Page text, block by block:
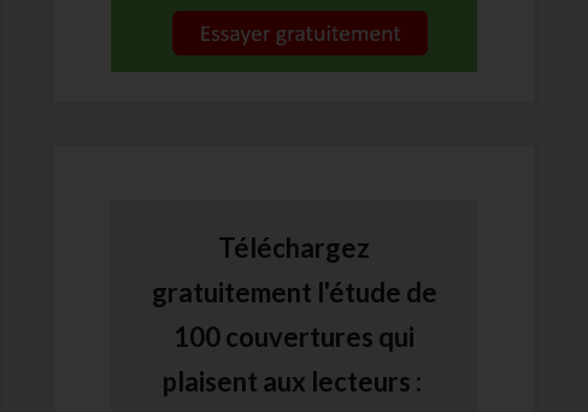
Téléchargez
gratuitement l'étude de
100 couvertures qui
plaisent aux lecteurs :